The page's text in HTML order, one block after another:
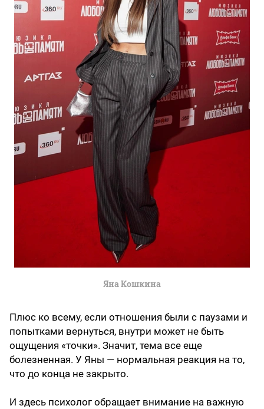
Яна Кошкина
Плюс ко всему, если отношения были с паузами и
попытками вернуться, внутри может не быть
ощущения «точки». Значит, тема все еще
болезненная. У Яны — нормальная реакция на то,
что до конца не закрыто.
И здесь психолог обращает внимание на важную